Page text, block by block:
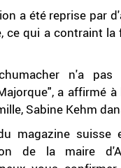
a été reprise par
ce qui a contraint la
n'a pas
a affirmé à
Sabine Kehm
magazine suisse
de la maire